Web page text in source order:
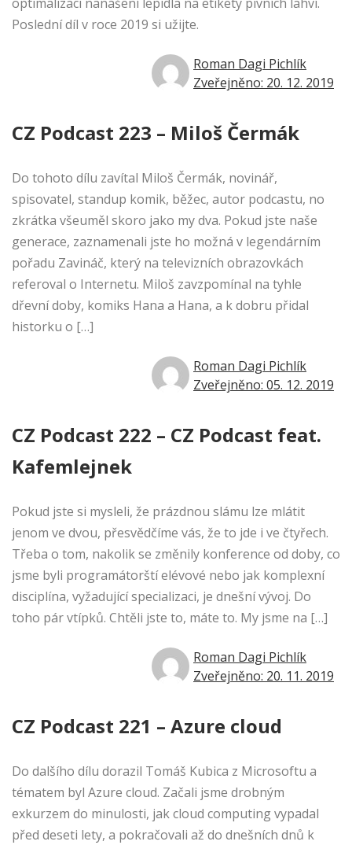
optimalizaci nanášení lepidla na etikety pivních lahví.
Poslední díl v roce 2019 si užijte.
Roman Dagi Pichlík
Zveřejněno: 20. 12. 2019
CZ Podcast 223 – Miloš Čermák
Do tohoto dílu zavítal Miloš Čermák, novinář,
spisovatel, standup komik, běžec, autor podcastu, no
zkrátka všeuměl skoro jako my dva. Pokud jste naše
generace, zaznamenali jste ho možná v legendárním
pořadu Zavináč, který na televizních obrazovkách
referoval o Internetu. Miloš zavzpomínal na tyhle
dřevní doby, komiks Hana a Hana, a k dobru přidal
historku o […]
Roman Dagi Pichlík
Zveřejněno: 05. 12. 2019
CZ Podcast 222 – CZ Podcast feat.
Kafemlejnek
Pokud jste si mysleli, že prázdnou slámu lze mlátit
jenom ve dvou, přesvědčíme vás, že to jde i ve čtyřech.
Třeba o tom, nakolik se změnily konference od doby, co
jsme byli programátorští elévové nebo jak komplexní
disciplína, vyžadující specializaci, je dnešní vývoj. Do
toho pár vtípků. Chtěli jste to, máte to. My jsme na […]
Roman Dagi Pichlík
Zveřejněno: 20. 11. 2019
CZ Podcast 221 – Azure cloud
Do dalšího dílu dorazil Tomáš Kubica z Microsoftu a
tématem byl Azure cloud. Začali jsme drobným
exkurzem do minulosti, jak cloud computing vypadal
před deseti lety, a pokračovali až do dnešních dnů k